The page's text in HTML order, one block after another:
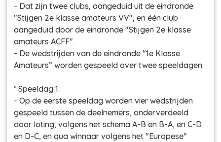
- Dat zijn twee clubs, aangeduid uit de eindronde
"Stijgen 2e klasse amateurs VV", en één club
aangeduid door de eindronde "Stijgen 2e klasse
amateurs ACFF".
- De wedstrijden van de eindronde "1e Klasse
Amateurs” worden gespeeld over twee speeldagen.
* Speeldag 1.
- Op de eerste speeldag worden vier wedstrijden
gespeeld tussen de deelnemers, onderverdeeld
door loting, volgens het schema A-B en B-A, en C-D
en D-C, en qua winnaar volgens het "Europese"